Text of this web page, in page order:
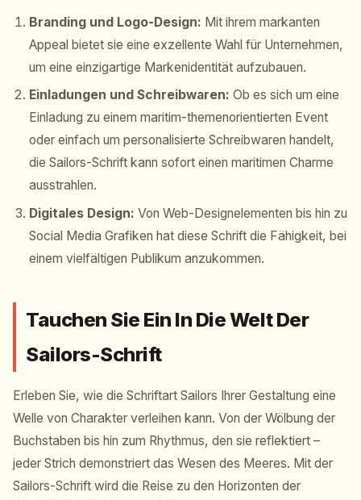
Branding und Logo-Design: Mit ihrem markanten
Appeal bietet sie eine exzellente Wahl für Unternehmen,
um eine einzigartige Markenidentität aufzubauen.
Einladungen und Schreibwaren: Ob es sich um eine
Einladung zu einem maritim-themenorientierten Event
oder einfach um personalisierte Schreibwaren handelt,
die Sailors-Schrift kann sofort einen maritimen Charme
ausstrahlen.
Digitales Design: Von Web-Designelementen bis hin zu
Social Media Grafiken hat diese Schrift die Fähigkeit, bei
einem vielfältigen Publikum anzukommen.
Tauchen Sie Ein In Die Welt Der
Sailors-Schrift
Erleben Sie, wie die Schriftart Sailors Ihrer Gestaltung eine
Welle von Charakter verleihen kann. Von der Wölbung der
Buchstaben bis hin zum Rhythmus, den sie reflektiert –
jeder Strich demonstriert das Wesen des Meeres. Mit der
Sailors-Schrift wird die Reise zu den Horizonten der